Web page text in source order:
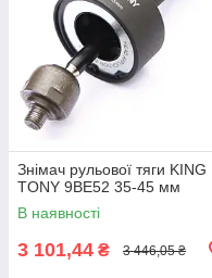
Знімач рульової тяги KING
TONY 9BE52 35-45 мм
В наявності
3 101,44 ₴ 3 446,05 ₴